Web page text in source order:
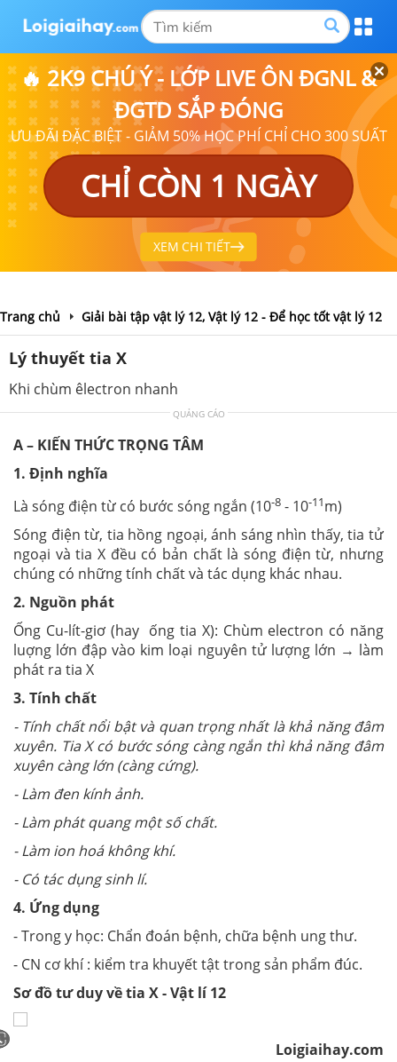
🔥 2K9 CHÚ Ý - LỚP LIVE ÔN ĐGNL &
ĐGTD SẮP ĐÓNG
ƯU ĐÃI ĐẶC BIỆT - GIẢM 50% HỌC PHÍ CHỈ CHO 300 SUẤT
CHỈ CÒN 1 NGÀY
XEM CHI TIẾT
Trang chủ Giải bài tập vật lý 12, Vật lý 12 - Để học tốt vật lý 12
Lý thuyết tia X
Khi chùm êlectron nhanh
QUẢNG CÁO
A – KIẾN THỨC TRỌNG TÂM
1. Định nghĩa
Là sóng điện từ có bước sóng ngắn (10-8 - 10-11m)
Sóng điện từ, tia hồng ngoại, ánh sáng nhìn thấy, tia tử
ngoại và tia X đều có bản chất là sóng điện từ, nhưng
chúng có những tính chất và tác dụng khác nhau.
2. Nguồn phát
Ống Cu-lít-giơ (hay ống tia X): Chùm electron có năng
luợng lớn đập vào kim loại nguyên tử lượng lớn → làm
phát ra tia X
3. Tính chất
- Tính chất nổi bật và quan trọng nhất là khả năng đâm
xuyên. Tia X có bước sóng càng ngắn thì khả năng đâm
xuyên càng lớn (càng cứng).
- Làm đen kính ảnh.
- Làm phát quang một số chất.
- Làm ion hoá không khí.
- Có tác dụng sinh lí.
4. Ứng dụng
- Trong y học: Chẩn đoán bệnh, chữa bệnh ung thư.
- CN cơ khí : kiểm tra khuyết tật trong sản phẩm đúc.
Sơ đồ tư duy về tia X - Vật lí 12
Loigiaihay.com